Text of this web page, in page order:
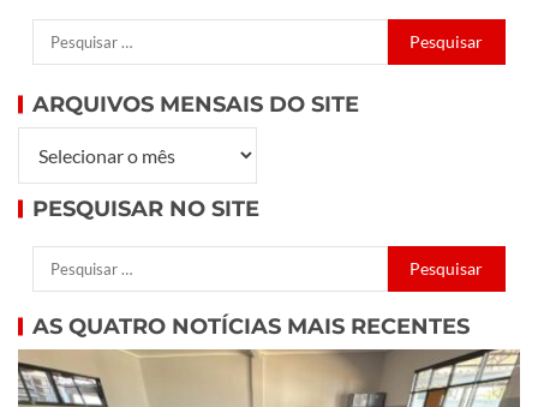
ARQUIVOS MENSAIS DO SITE
PESQUISAR NO SITE
AS QUATRO NOTÍCIAS MAIS RECENTES